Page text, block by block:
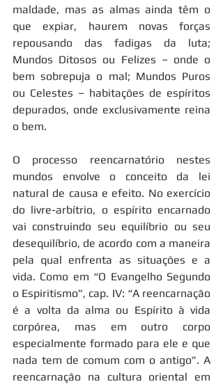
maldade, mas as almas ainda têm o
que expiar, haurem novas forças
repousando das fadigas da luta;
Mundos Ditosos ou Felizes – onde o
bem sobrepuja o mal; Mundos Puros
ou Celestes – habitações de espíritos
depurados, onde exclusivamente reina
o bem.
O processo reencarnatório nestes
mundos envolve o conceito da lei
natural de causa e efeito. No exercício
do livre-arbítrio, o espírito encarnado
vai construindo seu equilíbrio ou seu
desequilíbrio, de acordo com a maneira
pela qual enfrenta as situações e a
vida. Como em “O Evangelho Segundo
o Espiritismo”, cap. IV: “A reencarnação
é a volta da alma ou Espírito à vida
corpórea, mas em outro corpo
especialmente formado para ele e que
nada tem de comum com o antigo”. A
reencarnação na cultura oriental em